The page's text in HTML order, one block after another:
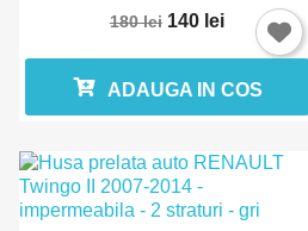
180 lei 140 lei
ADAUGA IN COS